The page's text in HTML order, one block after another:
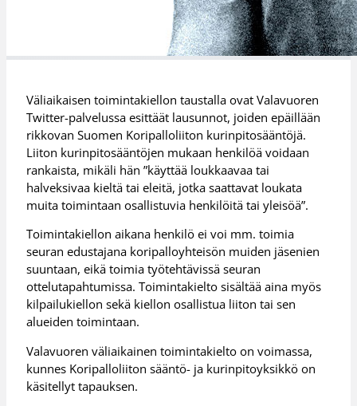
Väliaikaisen toimintakiellon taustalla ovat Valavuoren
Twitter-palvelussa esittäät lausunnot, joiden epäillään
rikkovan Suomen Koripalloliiton kurinpitosääntöjä.
Liiton kurinpitosääntöjen mukaan henkilöä voidaan
rankaista, mikäli hän ”käyttää loukkaavaa tai
halveksivaa kieltä tai eleitä, jotka saattavat loukata
muita toimintaan osallistuvia henkilöitä tai yleisöä”.
Toimintakiellon aikana henkilö ei voi mm. toimia
seuran edustajana koripalloyhteisön muiden jäsenien
suuntaan, eikä toimia työtehtävissä seuran
ottelutapahtumissa. Toimintakielto sisältää aina myös
kilpailukiellon sekä kiellon osallistua liiton tai sen
alueiden toimintaan.
Valavuoren väliaikainen toimintakielto on voimassa,
kunnes Koripalloliiton sääntö- ja kurinpitoyksikkö on
käsitellyt tapauksen.